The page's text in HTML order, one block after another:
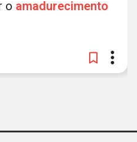
o amadurecimento